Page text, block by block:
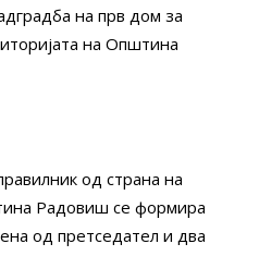
на прв дом за
на Општина
од страна на
Радовиш се формира
од претседател и два